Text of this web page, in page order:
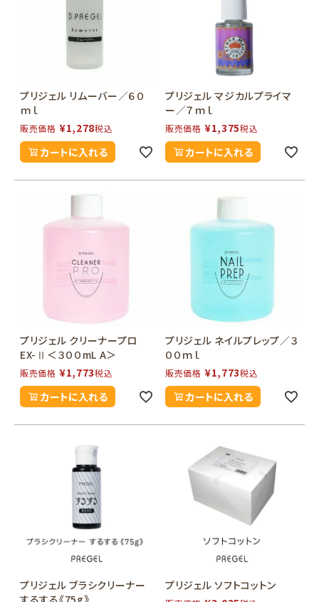
プリジェル リムーバー／６０
ｍｌ
販売価格 ¥1,278税込
カートに入れる
プリジェル マジカルプライマ
ー／７ｍｌ
販売価格 ¥1,375税込
カートに入れる
プリジェル クリーナープロ
EX-Ⅱ＜３００mL A＞
販売価格 ¥1,773税込
カートに入れる
プリジェル ネイルプレップ／３
００ｍｌ
販売価格 ¥1,773税込
カートに入れる
プリジェル ブラシクリーナー
プリジェル ソフトコットン